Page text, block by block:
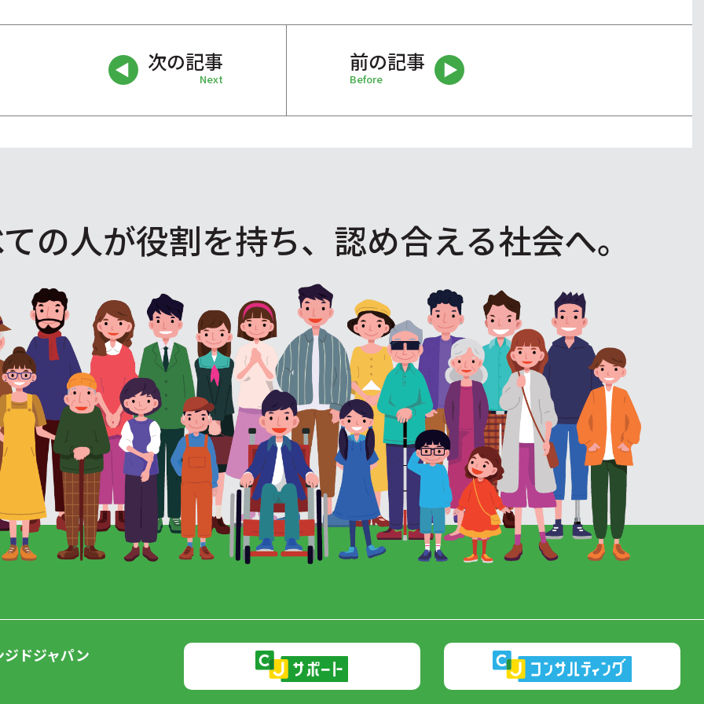
次の記事
Next
前の記事
Before
の人が役割を持ち、認め合える社会へ。
ドジャパン